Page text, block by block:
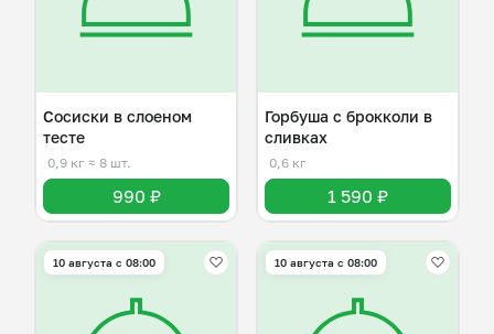
Сосиски в слоеном
тесте
0,9 кг ≈ 8 шт.
990 ₽
Горбуша с брокколи в
сливках
0,6 кг
1 590 ₽
10 августа с 08:00 10 августа с 08:00